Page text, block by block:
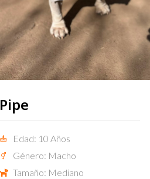
Pipe
Edad: 10 Años
Género: Macho
Tamaño: Mediano